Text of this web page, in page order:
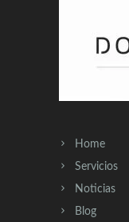
Home
Servicios
Noticias
Blog